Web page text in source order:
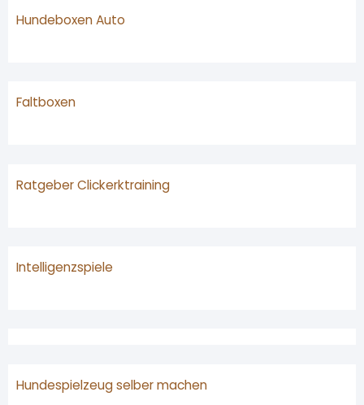
Hundeboxen Auto
Faltboxen
Ratgeber Clickerktraining
Intelligenzspiele
Hundespielzeug selber machen